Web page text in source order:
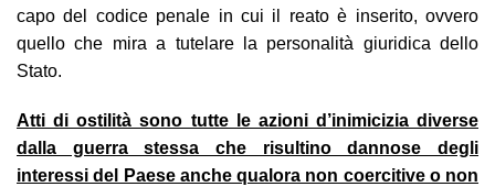
capo del codice penale in cui il reato è inserito, ovvero
quello che mira a tutelare la personalità giuridica dello
Stato.
Atti di ostilità sono tutte le azioni d’inimicizia diverse
dalla guerra stessa che risultino dannose degli
interessi del Paese anche qualora non coercitive o non